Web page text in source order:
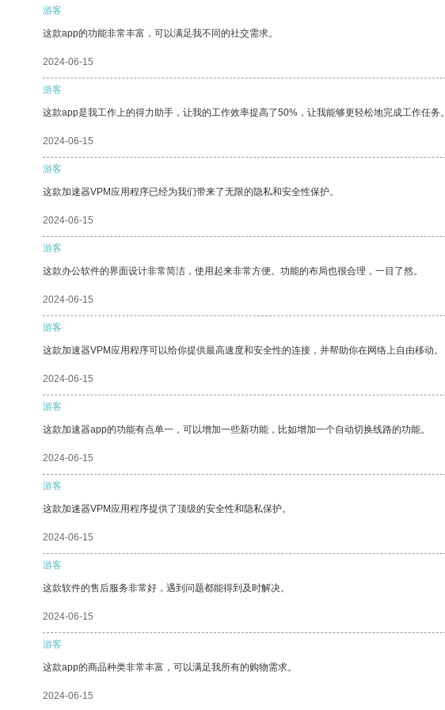
游客
这款app的功能非常丰富，可以满足我不同的社交需求。
2024-06-15
游客
这款app是我工作上的得力助手，让我的工作效率提高了50%，让我能够更轻松地完成工作任务。
2024-06-15
游客
这款加速器VPM应用程序已经为我们带来了无限的隐私和安全性保护。
2024-06-15
游客
这款办公软件的界面设计非常简洁，使用起来非常方便。功能的布局也很合理，一目了然。
2024-06-15
游客
这款加速器VPM应用程序可以给你提供最高速度和安全性的连接，并帮助你在网络上自由移动。
2024-06-15
游客
这款加速器app的功能有点单一，可以增加一些新功能，比如增加一个自动切换线路的功能。
2024-06-15
游客
这款加速器VPM应用程序提供了顶级的安全性和隐私保护。
2024-06-15
游客
这款软件的售后服务非常好，遇到问题都能得到及时解决。
2024-06-15
游客
这款app的商品种类非常丰富，可以满足我所有的购物需求。
2024-06-15